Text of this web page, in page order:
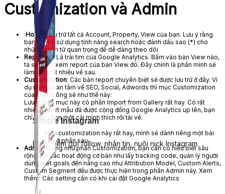
Simple Instagram
Phần mềm gửi follow, nhắn tin, nuôi nick Instagram.
Customization và Admin
Home
: Lưu trữ tất cả Account, Property, View của bạn. Lưu ý rằng
bạn có thể sử dụng tính năng search hoặc đánh dấu sao (*) cho
những phần tử quan trọng để dễ dàng theo dõi
Reporting: Là trái tim của Google Analytics. Bấm vào bản View nào,
ta sẽ được xem report của bản View đó. Đây chính là phần mình sẽ
làm việc rất nhiều về sau.
Customization: Các bản report chuyên biệt sẽ được lưu trữ ở đây. Ví
dụ mình quan tâm về SEO, Social, Adwords thì mục Customization
của mình trông sẽ như thế này:
Lưu ý rằng mục này có phần Import from Gallery rất hay. Có rất
nhiều report mẫu đã được cộng đồng Google Analytics up lên, bạn
chỉ việc chọn một cái mình thích rồi tải về.
Mục customization này rất hay, mình sẽ dành riêng một bài
viết ở phần sau.
Admin: Giống như phần Customization, bạn cần có hiểu biết sâu
rộng. Từ các hoạt động cơ bản như lấy tracking code, quản lý người
dùng, set goals đến nâng cao như Attribution Model, Custom Alerts,
Custom Segment đều được thực hiện trong phần Admin này. Xem
thêm: Các setting cần có khi cài đặt Google Analytics